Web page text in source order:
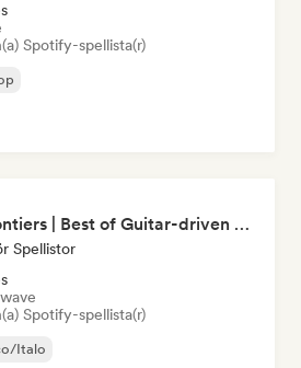
Spotify-spellista(r)
Neon Frontiers | Best of Guitar-driven Synthwave / Retrowave / Outrun 🎸
Spellistor
Spotify-spellista(r)
Italo